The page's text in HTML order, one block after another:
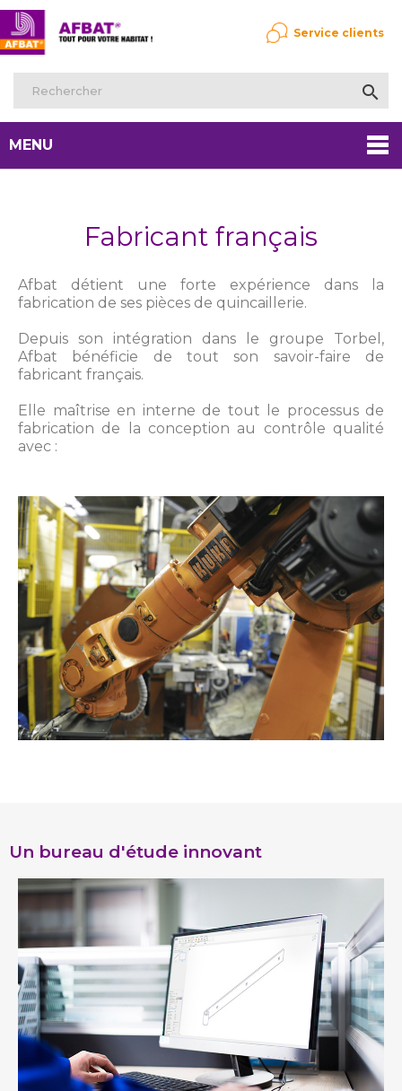

Service clients
MENU
Fabricant français
Afbat détient une forte expérience dans la
fabrication de ses pièces de quincaillerie.
Depuis son intégration dans le groupe Torbel,
Afbat bénéficie de tout son savoir-faire de
fabricant français.
Elle maîtrise en interne de tout le processus de
fabrication de la conception au contrôle qualité
avec :
Un bureau d'étude innovant